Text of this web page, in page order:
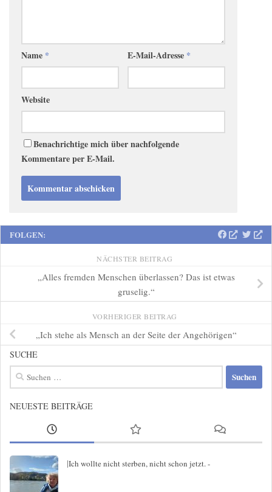
Name * E-Mail-Adresse *
Website
Benachrichtige mich über nachfolgende
Kommentare per E-Mail.
FOLGEN:
NÄCHSTER BEITRAG
„Alles fremden Menschen überlassen? Das ist etwas
gruselig.“
VORHERIGER BEITRAG
„Ich stehe als Mensch an der Seite der Angehörigen“
SUCHE
Suchen
nach:
NEUESTE BEITRÄGE
|Ich wollte nicht sterben, nicht schon jetzt. -